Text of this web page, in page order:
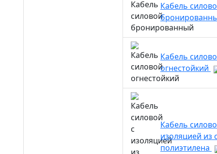
Кабель
Кабель
огнестойкий
Кабель
изоляцией из
полиэтилена